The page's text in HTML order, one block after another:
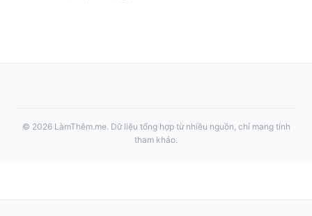
© 2026 LàmThêm.me. Dữ liệu tổng hợp từ nhiều nguồn, chỉ mang tính
tham khảo.